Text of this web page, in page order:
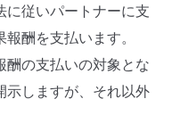
に従いパートナーに支
酬を支払います。
酬の支払いの対象とな
示しますが、それ以外